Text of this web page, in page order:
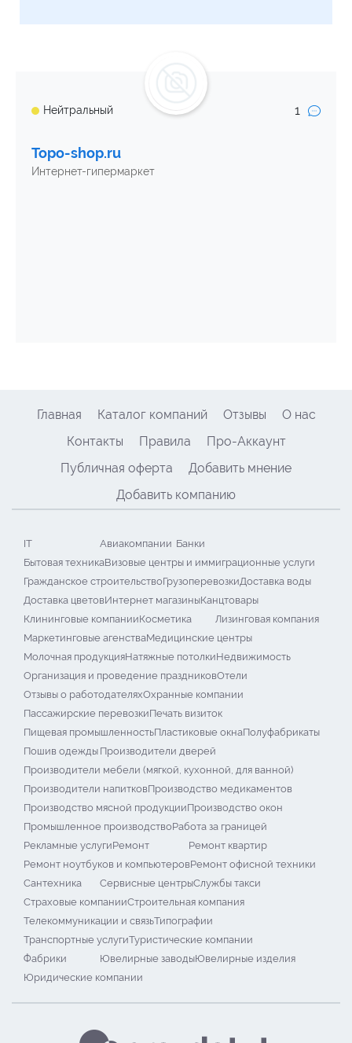
Нейтральный 1
Topo-shop.ru
Интернет-гипермаркет
Главная Каталог компаний Отзывы
О нас
Контакты
Правила
Про-Аккаунт
Публичная оферта
Добавить мнение
Добавить компанию
IT Авиакомпании Банки
Бытовая техникаВизовые центры и иммиграционные услуги
Гражданское строительствоГрузоперевозкиДоставка воды
Доставка цветовИнтернет магазиныКанцтовары
Клининговые компанииКосметика
Лизинговая компания
Маркетинговые агенстваМедицинские центры
Молочная продукцияНатяжные потолкиНедвижимость
Организация и проведение праздниковОтели
Отзывы о работодателяхОхранные компании
Пассажирские перевозкиПечать визиток
Пищевая промышленностьПластиковые окнаПолуфабрикаты
Пошив одежды Производители дверей
Производители мебели (мягкой, кухонной, для ванной)
Производители напитковПроизводство медикаментов
Производство мясной продукцииПроизводство окон
Промышленное производствоРабота за границей
Рекламные услугиРемонт
Ремонт квартир
Ремонт ноутбуков и компьютеровРемонт офисной техники
Сантехника
Сервисные центрыСлужбы такси
Страховые компанииСтроительная компания
Телекоммуникации и связьТипографии
Транспортные услугиТуристические компании
Фабрики
Ювелирные заводыЮвелирные изделия
Юридические компании